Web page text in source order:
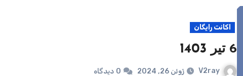
اکانت رایگان
6 تیر 1403
V2ray ژوئن 26, 2024 0 دیدگاه